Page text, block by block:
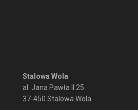
Stalowa Wola
al. Jana Pawła II 25
37-450 Stalowa Wola